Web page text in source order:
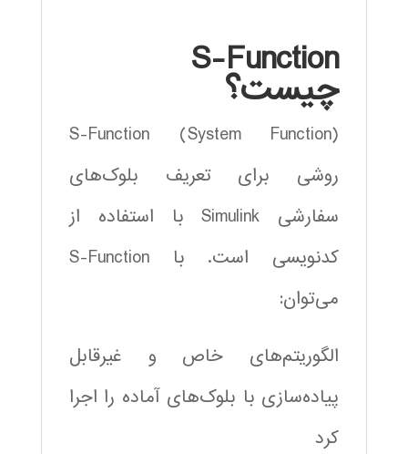
S-Function
چیست؟
S-Function (System Function)
روشی برای تعریف بلوک‌های
سفارشی Simulink با استفاده از
کدنویسی است. با S-Function
می‌توان:
الگوریتم‌های خاص و غیرقابل
پیاده‌سازی با بلوک‌های آماده را اجرا
کرد